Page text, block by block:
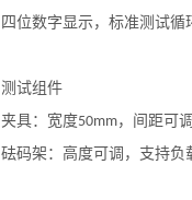
四位数字显示，标准测试循
测试组件
夹具：宽度50mm，间距可调
砝码架 ：高度可调，支持负